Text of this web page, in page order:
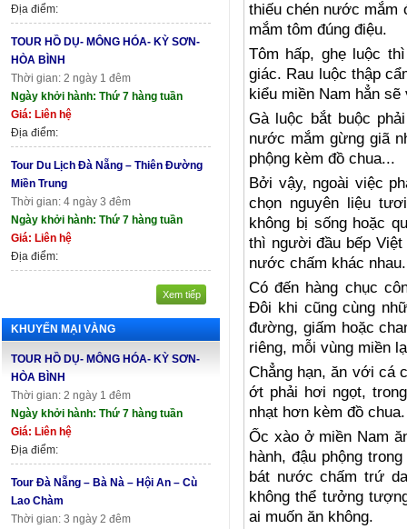
Địa điểm:
TOUR HỒ DỤ- MÔNG HÓA- KỲ SƠN-
HÒA BÌNH
Thời gian: 2 ngày 1 đêm
Ngày khởi hành: Thứ 7 hàng tuần
Giá: Liên hệ
Địa điểm:
Tour Du Lịch Đà Nẵng – Thiên Đường
Miền Trung
Thời gian: 4 ngày 3 đêm
Ngày khởi hành: Thứ 7 hàng tuần
Giá: Liên hệ
Địa điểm:
Xem tiếp
KHUYẾN MẠI VÀNG
TOUR HỒ DỤ- MÔNG HÓA- KỲ SƠN-
HÒA BÌNH
Thời gian: 2 ngày 1 đêm
Ngày khởi hành: Thứ 7 hàng tuần
Giá: Liên hệ
Địa điểm:
Tour Đà Nẵng – Bà Nà – Hội An – Cù
Lao Chàm
Thời gian: 3 ngày 2 đêm
thiếu chén nước mắm
mắm tôm đúng điệu.
Tôm hấp, ghẹ luộc
giác. Rau luộc thập
kiểu miền Nam hẳn sẽ
Gà luộc bắt buộc
nước mắm gừng giã
phộng kèm đồ chua...
Bởi vậy, ngoài việc
chọn nguyên liệu
không bị sống hoặc
thì người đầu bếp
nước chấm khác nhau.
Có đến hàng chục
Đôi khi cũng cùng
đường, giấm hoặc
riêng, mỗi vùng miền
Chẳng hạn, ăn với cá
ớt phải hơi ngọt,
nhạt hơn kèm đồ chua.
Ốc xào ở miền Nam
hành, đậu phộng
bát nước chấm trứ
không thể tưởng
ai muốn ăn không.